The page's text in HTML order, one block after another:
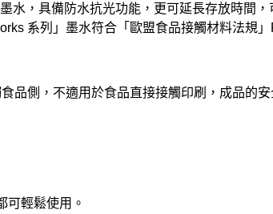
水，具備防水抗光功能，更可延長存放時間
系列」墨水符合「歐盟食品接觸材料法規
品側，不適用於食品直接接觸印刷，成品的
可輕鬆使用。